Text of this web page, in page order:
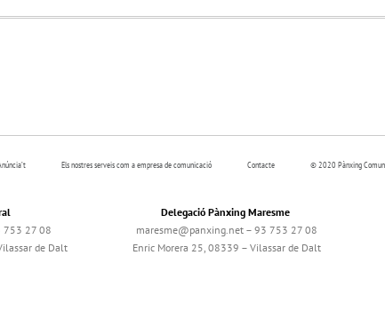
Els nostres serveis com a empresa de comunicació Contacte © 2020 Pànxing
753 27 08
de Dalt
Delegació Pànxing Maresme
maresme@panxing.net – 93 753 27 08
Enric Morera 25, 08339 – Vilassar de Dalt